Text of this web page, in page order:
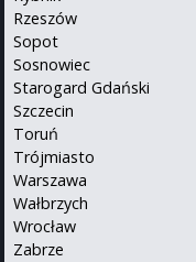
Rzeszów
Sopot
Sosnowiec
Starogard Gdański
Szczecin
Toruń
Trójmiasto
Warszawa
Wałbrzych
Wrocław
Zabrze